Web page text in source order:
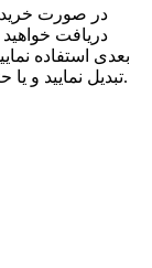
دریافت
بعدی استفاده
تبدیل نمایید و یا حتی می توانید به حساب بانکی خود نیز واریز کنید.